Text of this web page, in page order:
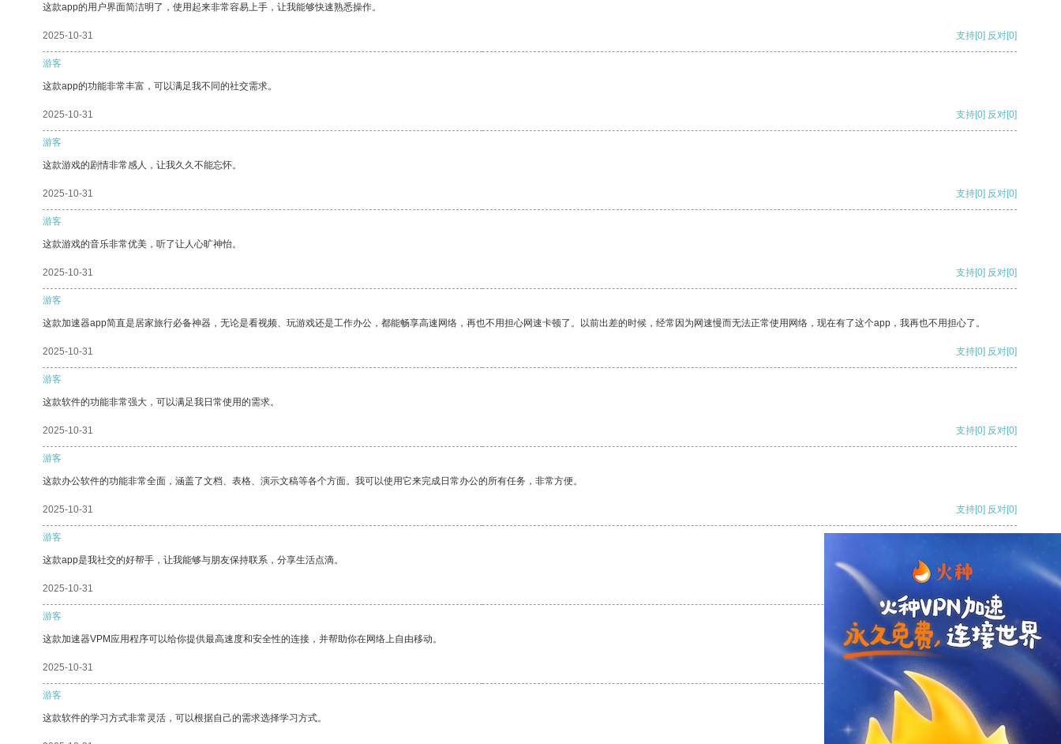
这款app的用户界面简洁明了，使用起来非常容易上手，让我能够快速熟悉操作。
2025-10-31 支持[0] 反对[0]
游客
这款app的功能非常丰富，可以满足我不同的社交需求。
2025-10-31 支持[0] 反对[0]
游客
这款游戏的剧情非常感人，让我久久不能忘怀。
2025-10-31 支持[0] 反对[0]
游客
这款游戏的音乐非常优美，听了让人心旷神怡。
2025-10-31 支持[0] 反对[0]
游客
这款加速器app简直是居家旅行必备神器，无论是看视频、玩游戏还是工作办公，都能畅享高速网络，再也不用担心网速卡顿了。以前出差的时候，经常因为网速慢而无法正常使用网络，现在有了这个app，我再也不用担心了。
2025-10-31 支持[0] 反对[0]
游客
这款软件的功能非常强大，可以满足我日常使用的需求。
2025-10-31 支持[0] 反对[0]
游客
这款办公软件的功能非常全面，涵盖了文档、表格、演示文稿等各个方面。我可以使用它来完成日常办公的所有任务，非常方便。
2025-10-31 支持[0] 反对[0]
游客
这款app是我社交的好帮手，让我能够与朋友保持联系，分享生活点滴。
2025-10-31
游客
这款加速器VPM应用程序可以给你提供最高速度和安全性的连接，并帮助你在网络上自由移动。
2025-10-31 反对
游客
这款软件的学习方式非常灵活，可以根据自己的需求选择学习方式。